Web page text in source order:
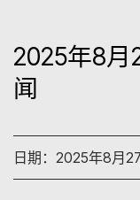
2025年8月
闻
日期：2025年8月